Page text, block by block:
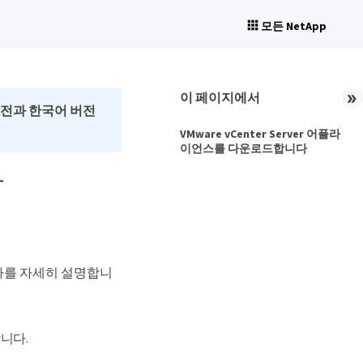
모든 NetApp
과 한국어 버전
를 자세히 설명합니
다.
이 페이지에서
VMware vCenter Server 어플라
이언스를 다운로드합니다